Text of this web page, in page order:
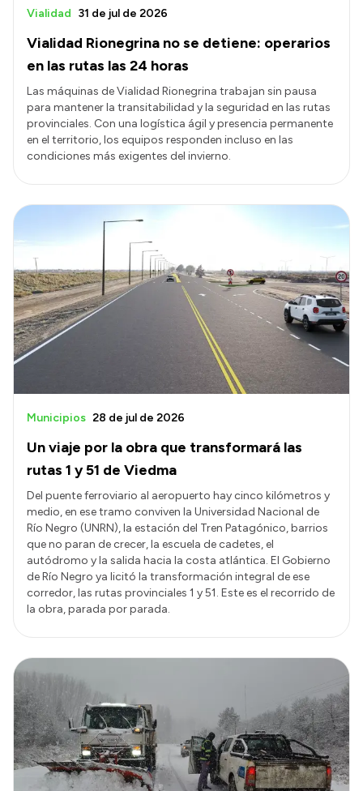
Vialidad Rionegrina no se detiene: operarios
en las rutas las 24 horas
Vialidad 31 de jul de 2026
Las máquinas de Vialidad Rionegrina trabajan sin pausa
para mantener la transitabilidad y la seguridad en las rutas
provinciales. Con una logística ágil y presencia permanente
en el territorio, los equipos responden incluso en las
condiciones más exigentes del invierno.
Un viaje por la obra que transformará las
rutas 1 y 51 de Viedma
Municipios 28 de jul de 2026
Del puente ferroviario al aeropuerto hay cinco kilómetros y
medio, en ese tramo conviven la Universidad Nacional de
Río Negro (UNRN), la estación del Tren Patagónico, barrios
que no paran de crecer, la escuela de cadetes, el
autódromo y la salida hacia la costa atlántica. El Gobierno
de Río Negro ya licitó la transformación integral de ese
corredor, las rutas provinciales 1 y 51. Este es el recorrido de
la obra, parada por parada.